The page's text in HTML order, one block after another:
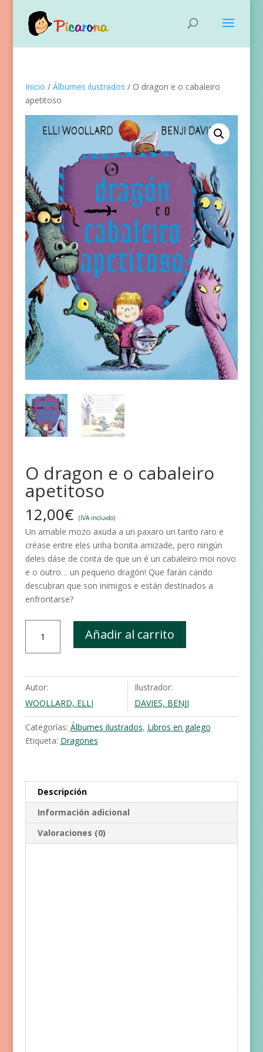
Inicio / Álbumes ilustrados / O dragon e o cabaleiro
apetitoso
O dragon e o cabaleiro
apetitoso
12,00€ (IVA incluido)
Un amable mozo axuda a un paxaro un tanto raro e
créase entre eles unha bonita amizade, pero ningún
deles dáse de conta de que un é un cabaleiro moi novo
e o outro… un pequeno dragón! Que farán cando
descubran que son inimigos e están destinados a
enfrontarse?
dragon
e
cabaleiro
apetitoso
cantidad
Añadir al carrito
Autor:
WOOLLARD, ELLI
Ilustrador:
DAVIES, BENJI
Categorías: Álbumes ilustrados, Libros en galego
Etiqueta: Dragones
Descripción
Información adicional
Valoraciones (0)